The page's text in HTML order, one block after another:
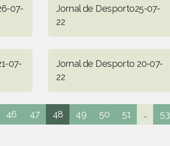
07-
Jornal de Desporto25-07-
22
07-
Jornal de Desporto 20-07-
22
46 47 48 49 50 51 ... 53